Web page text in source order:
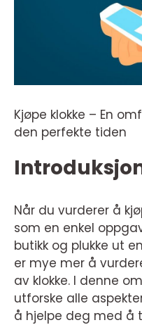
Kjøpe klokke – En
den perfekte tiden
Når du vurderer å
som en enkel
butikk og plukke ut
er mye mer å
av klokke. I denne
utforske alle
å hjelpe deg med å